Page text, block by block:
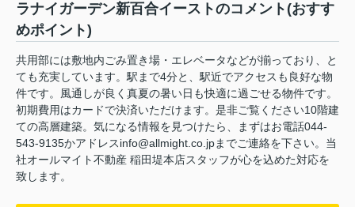
ラナイガーデン新百合イーストのコメント(おすす
めポイント)
共用部には敷地内ごみ置き場・エレベータなどが揃っており、と
ても充実しています。駅まで4分と、駅近でアクセスも良好な物
件です。風通しが良く真夏の暑い日も快適に過ごせる物件です。
初期費用はカードで決済いただけます。是非ご覧ください10階建
ての高層建築。気になる情報を見つけたら、まずはお電話044-
543-9135かアドレスinfo@allmight.co.jpまでご連絡を下さい。当
社オールマイト不動産 稲田堤本店スタッフが心を込めた対応を
致します。